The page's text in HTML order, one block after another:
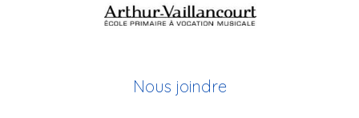
Nous joindre